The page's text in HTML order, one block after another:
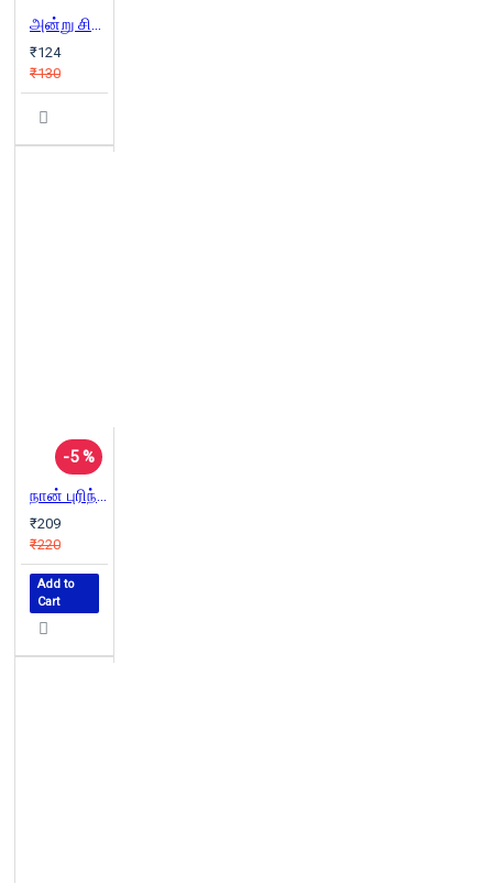
அன்று சிந்திய ரத்தம்
₹124
₹130
-5 %
நான் புரிந்துகொண்ட நபிகள்
₹209
₹220
Add to
Cart